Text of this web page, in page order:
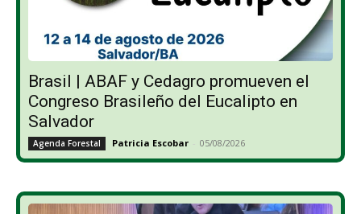
Brasil | ABAF y Cedagro promueven el
Congreso Brasileño del Eucalipto en
Salvador
Agenda Forestal Patricia Escobar - 05/08/2026